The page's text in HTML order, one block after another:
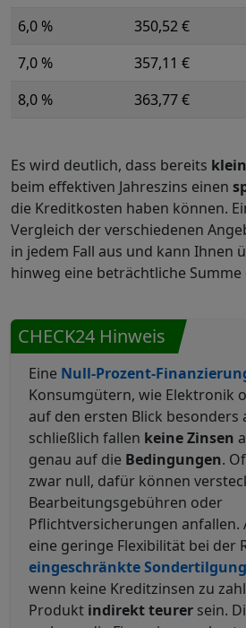
6,0 %
350,52 €
7,0 %
357,11 €
8,0 %
363,77 €
Es wird deutlich, dass bereits
beim effektiven Jahreszins einen
die Kreditkosten haben können.
Vergleich der verschiedenen
in jedem Fall aus und kann Ihnen
hinweg eine beträchtliche Summe
CHECK24 Hinweis
Eine Null-Prozent-
Konsumgütern, wie Elektronik
auf den ersten Blick besonders
schließlich fallen keine Zinsen
genau auf die Bedingungen.
zwar null, dafür können
Bearbeitungsgebühren oder
Pflichtversicherungen anfallen.
eine geringe Flexibilität bei der
eingeschränkte
wenn keine Kreditzinsen zu
Produkt indirekt teurer sein.